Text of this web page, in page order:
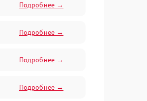
Подробнее →
Подробнее →
Подробнее →
Подробнее →